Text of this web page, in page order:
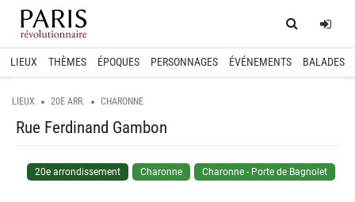
Home
LIEUX THÈMES ÉPOQUES PERSONNAGES ÉVÉNEMENTS BALADES
LIEUX 20E ARR. CHARONNE
Rue Ferdinand Gambon
20e arrondissement Charonne Charonne - Porte de Bagnolet